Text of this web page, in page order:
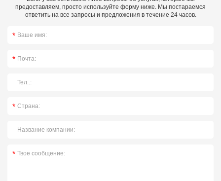
предоставляем, просто используйте форму ниже. Мы постараемся
ответить на все запросы и предложения в течение 24 часов.